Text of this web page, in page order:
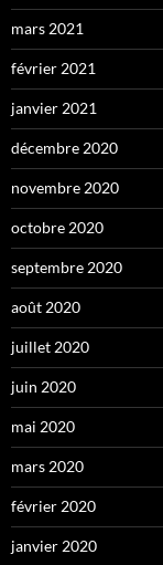
mars 2021
février 2021
janvier 2021
décembre 2020
novembre 2020
octobre 2020
septembre 2020
août 2020
juillet 2020
juin 2020
mai 2020
mars 2020
février 2020
janvier 2020